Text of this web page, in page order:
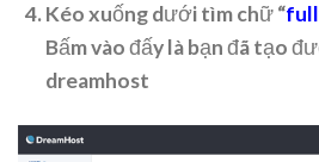
Kéo xuống dưới tìm chữ “
Bấm vào đấy là bạn đã tạo
dreamhost